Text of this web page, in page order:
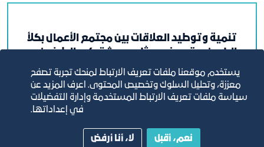
تنمية وتوطيد العلاقات بين مجتمع الأعمال بكلأ
البلدين، وتعريف ممثلي ومشتركي الطرفين
بالفرص الاقتصادية المتوفرة لديهما.
تشجيع الصادرات وتبادل السلع والخدمات من
يستخدم موقعنا ملفات تعريف الارتباط لمنحك تجربة تصفح
معززة، وتحليل السلوك وتخصيص المحتوى. اعرف المزيد عن
سياسة ملفات تعريف الارتباط المستخدمة وإدارة التفضيلات
في إعداداتها.
نعم، أقبل لا، أنا أرفض